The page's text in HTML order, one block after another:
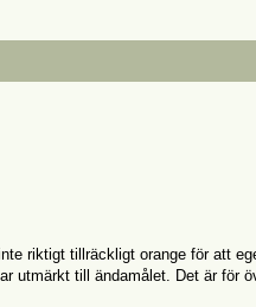
riktigt tillräckligt orange för att
utmärkt till ändamålet. Det är för